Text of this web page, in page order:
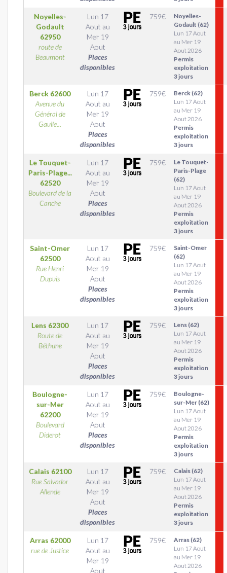
Noyelles-
Godault
62950
route de
Beaumont
Lun 17
Aout au
Mer 19
Aout
Places
disponibles
759€
Noyelles-
Godault (62)
Lun 17 Aout
au Mer 19
Aout 2026
Permis
exploitation
3 jours
Berck 62600
Avenue du
Général de
Gaulle...
Lun 17
Aout au
Mer 19
Aout
Places
disponibles
759€
Berck (62)
Lun 17 Aout
au Mer 19
Aout 2026
Permis
exploitation
3 jours
Le Touquet-
Paris-Plage...
62520
Boulevard de la
Canche
Lun 17
Aout au
Mer 19
Aout
Places
disponibles
759€
Le Touquet-
Paris-Plage
(62)
Lun 17 Aout
au Mer 19
Aout 2026
Permis
exploitation
3 jours
Saint-Omer
62500
Rue Henri
Dupuis
Lun 17
Aout au
Mer 19
Aout
Places
disponibles
759€
Saint-Omer
(62)
Lun 17 Aout
au Mer 19
Aout 2026
Permis
exploitation
3 jours
Lens 62300
Route de
Béthune
Lun 17
Aout au
Mer 19
Aout
Places
disponibles
759€
Lens (62)
Lun 17 Aout
au Mer 19
Aout 2026
Permis
exploitation
3 jours
Boulogne-
sur-Mer
62200
Boulevard
Diderot
Lun 17
Aout au
Mer 19
Aout
Places
disponibles
759€
Boulogne-
sur-Mer (62)
Lun 17 Aout
au Mer 19
Aout 2026
Permis
exploitation
3 jours
Calais 62100
Rue Salvador
Allende
Lun 17
Aout au
Mer 19
Aout
Places
disponibles
759€
Calais (62)
Lun 17 Aout
au Mer 19
Aout 2026
Permis
exploitation
3 jours
Arras 62000
rue de Justice
Lun 17
Aout au
Mer 19
Aout
759€
Arras (62)
Lun 17 Aout
au Mer 19
Aout 2026